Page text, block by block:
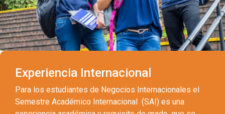
Experiencia Internacional
Para los estudiantes de Negocios Internacionales el
Semestre Académico Internacional (SAI) es una